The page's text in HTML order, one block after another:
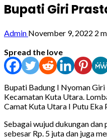
Bupati Giri
Admin November 9, 2022 2
Spread the love
Bupati Badung I Nyoman
Kecamatan Kuta Utara.
Camat Kuta Utara I Putu Eka
Sebagai wujud dukungan
sebesar Rp. 5 juta dan juga